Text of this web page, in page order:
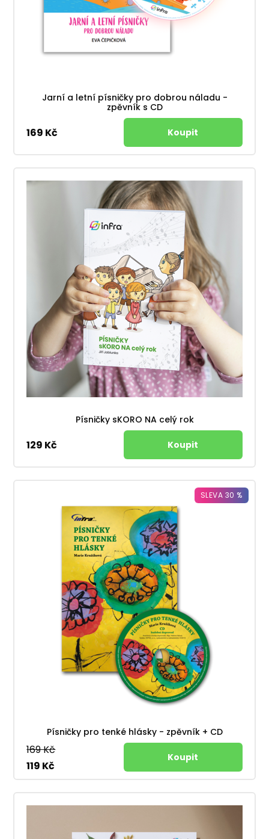
Jarní a letní písničky pro dobrou náladu -
zpěvník s CD
169 Kč
Písničky sKORO NA celý rok
129 Kč
SLEVA 30 %
Písničky pro tenké hlásky - zpěvník + CD
169 Kč
119 Kč